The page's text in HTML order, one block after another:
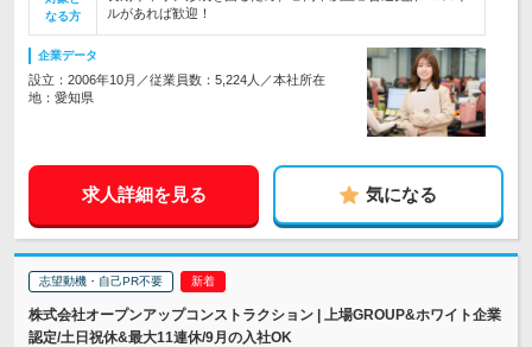
なる方
ルがあれば歓迎！
企業データ
設立：2006年10月／従業員数：5,224人／本社所在
地：愛知県
求人詳細を見る 気になる
志望動機・自己PR不要
株式会社オープンアップコンストラクション | 上場GROUP&ホワイト企業
認定/土日祝休&最大11連休/9月の入社OK